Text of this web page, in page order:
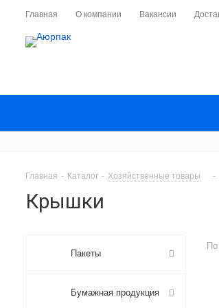
Главная О компании Вакансии
Главная - Каталог - Хозяйственные товары -
Крышки
Пакеты
Бумажная продукция